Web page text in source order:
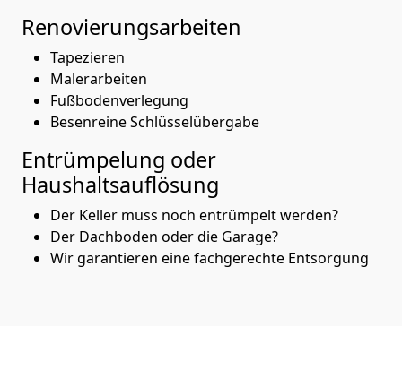
Renovierungsarbeiten
Tapezieren
Malerarbeiten
Fußbodenverlegung
Besenreine Schlüsselübergabe
Entrümpelung oder
Haushaltsauflösung
Der Keller muss noch entrümpelt werden?
Der Dachboden oder die Garage?
Wir garantieren eine fachgerechte Entsorgung